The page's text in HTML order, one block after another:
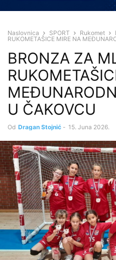
Naslovnica SPORT Rukomet
RUKOMETAŠICE MIRE NA
BRONZA ZA
U ČAKOVCU
Od Dragan Stojnić - 15. Juna 2026.